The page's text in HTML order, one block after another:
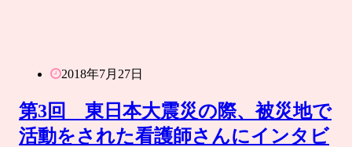
2018年7月27日
第3回 東日本大震災の際、被災地で
活動をされた看護師さんにインタビ